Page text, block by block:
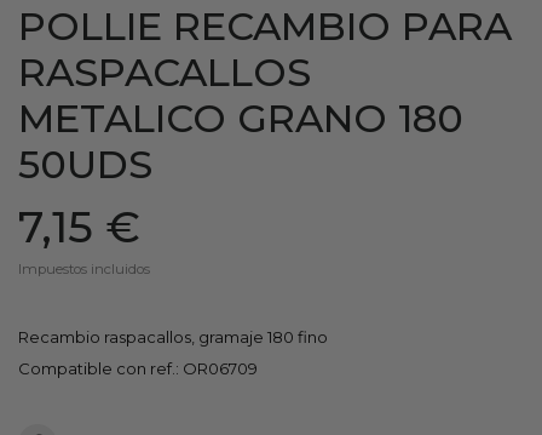
POLLIE RECAMBIO PARA
RASPACALLOS
METALICO GRANO 180
50UDS
7,15 €
Impuestos incluidos
Recambio raspacallos, gramaje 180 fino
Compatible con ref.: OR06709